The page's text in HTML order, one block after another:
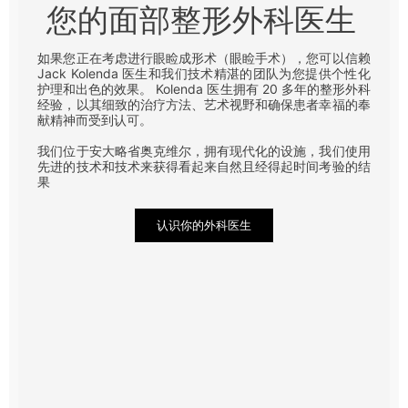
您的面部整形外科医生
如果您正在考虑进行眼睑成形术（眼睑手术），您可以信赖
Jack Kolenda 医生和我们技术精湛的团队为您提供个性化
护理和出色的效果。 Kolenda 医生拥有 20 多年的整形外科
经验，以其细致的治疗方法、艺术视野和确保患者幸福的奉
献精神而受到认可。
我们位于安大略省奥克维尔，拥有现代化的设施，我们使用
先进的技术和技术来获得看起来自然且经得起时间考验的结
果
认识你的外科医生